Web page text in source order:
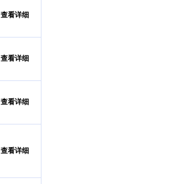
查看详细
查看详细
查看详细
查看详细